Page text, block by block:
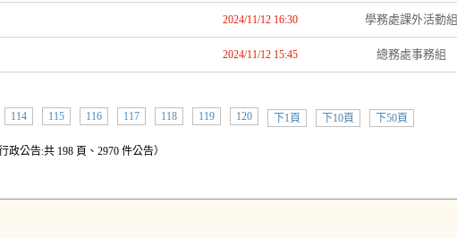
2024/11/12 16:30 學務處課外活動組
2024/11/12 15:45 總務處事務組
114 115 116 117 118 119 120 下1頁 下10頁 下50頁
行政公告:共 198 頁、2970 件公告）